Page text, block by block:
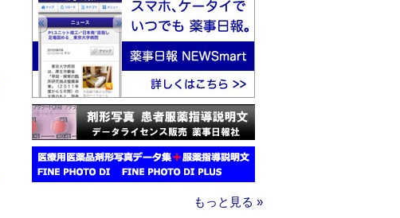
もっと見る »